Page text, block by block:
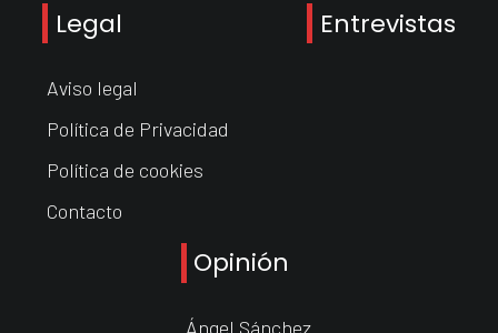
Legal
Aviso legal
Política de Privacidad
Política de cookies
Contacto
Entrevistas
Opinión
Ángel Sánchez